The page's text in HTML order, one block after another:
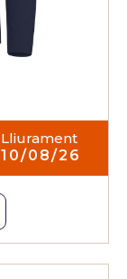
Lliurament
10/08/26